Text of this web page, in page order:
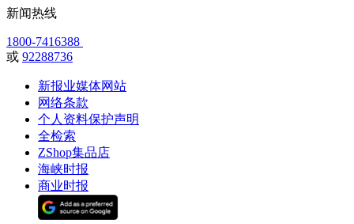
新闻热线
1800-7416388
或 92288736
新报业媒体网站
网络条款
个人资料保护声明
全检索
ZShop集品店
海峡时报
商业时报